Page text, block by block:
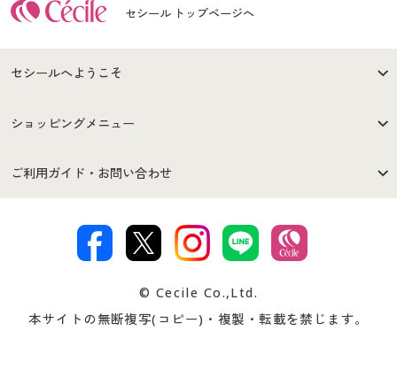
セシール トップページへ
セシールへようこそ
はじめての方へ
セシールご利用規約
著作権・商標について 会社案内
ショッピングメニュー
商品カテゴリ
プレゼント＆キャンペーン サイトマップ
ご利用ガイド・お問い合わせ
交換・返品は お支払は
ついて
忘れの場合
© Cecile Co.,Ltd.
本サイトの無断複写(コピー)・複製・転載を禁じます。